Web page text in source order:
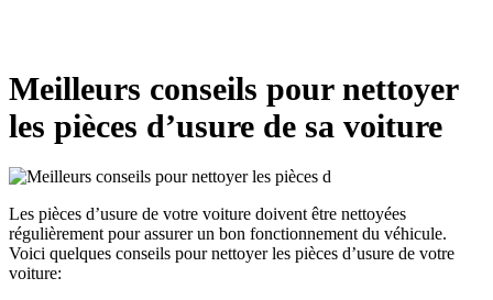
Meilleurs conseils pour nettoyer
les pièces d’usure de sa voiture
Les pièces d’usure de votre voiture doivent être nettoyées
régulièrement pour assurer un bon fonctionnement du véhicule.
Voici quelques conseils pour nettoyer les pièces d’usure de votre
voiture: